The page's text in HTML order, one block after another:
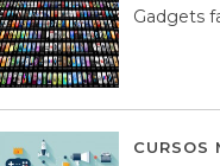
Gadgets
CURSOS